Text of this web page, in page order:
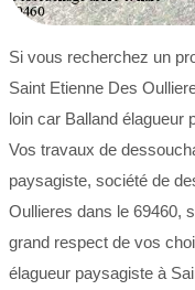
Si vous recherchez un
Saint Etienne Des
loin car Balland élagueur
Vos travaux de
paysagiste, société de
Oullieres dans le 69460,
grand respect de vos
élagueur paysagiste à